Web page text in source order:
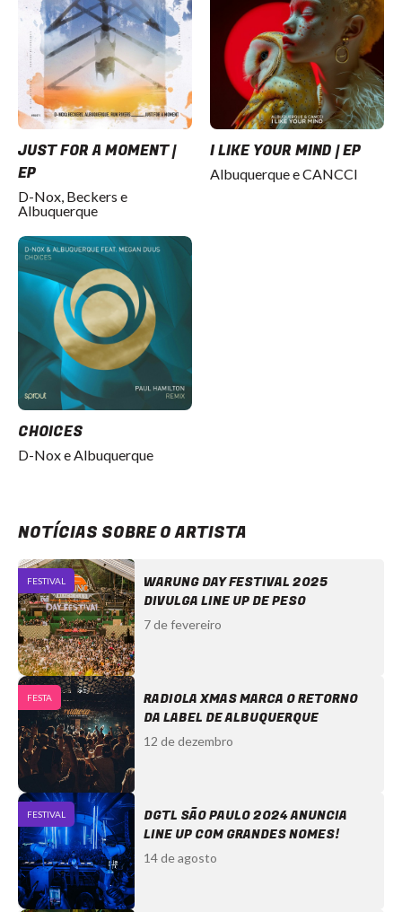
JUST FOR A MOMENT |
EP
D-Nox, Beckers e
Albuquerque
I LIKE YOUR MIND | EP
Albuquerque e CANCCI
CHOICES
D-Nox e Albuquerque
NOTÍCIAS SOBRE O ARTISTA
FESTIVAL
WARUNG DAY FESTIVAL 2025
DIVULGA LINE UP DE PESO
7 de fevereiro
FESTA
RADIOLA XMAS MARCA O RETORNO
DA LABEL DE ALBUQUERQUE
12 de dezembro
FESTIVAL
DGTL SÃO PAULO 2024 ANUNCIA
LINE UP COM GRANDES NOMES!
14 de agosto